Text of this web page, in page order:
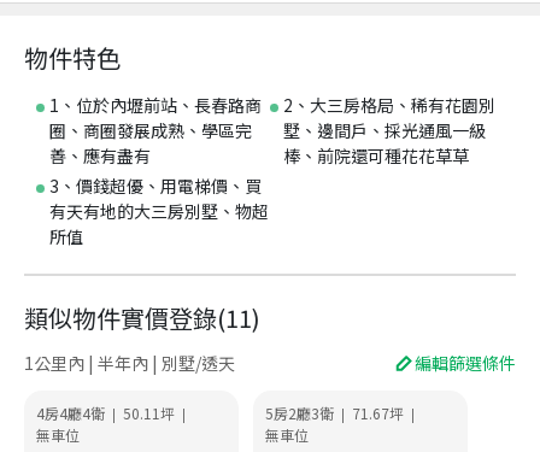
物件特色
1、位於內壢前站、長春路商
圈、商圈發展成熟、學區完
善、應有盡有
2、大三房格局、稀有花園別
墅、邊間戶、採光通風一級
棒、前院還可種花花草草
3、價錢超優、用電梯價、買
有天有地的大三房別墅、物超
所值
類似物件實價登錄(11)
1公里內 | 半年內 | 別墅/透天 編輯篩選條件
4房4廳4衛 | 50.11坪 |
無車位
5房2廳3衛 | 71.67坪 |
無車位